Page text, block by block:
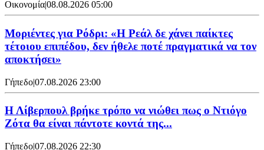
Οικονομία|08.08.2026 05:00
Μοριέντες για Ρόδρι: «Η Ρεάλ δε χάνει παίκτες
τέτοιου επιπέδου, δεν ήθελε ποτέ πραγματικά να τον
αποκτήσει»
Γήπεδο|07.08.2026 23:00
Η Λίβερπουλ βρήκε τρόπο να νιώθει πως ο Ντιόγο
Ζότα θα είναι πάντοτε κοντά της...
Γήπεδο|07.08.2026 22:30